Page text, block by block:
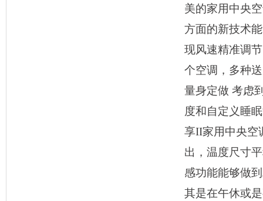
美的家用中央
方面的新技术
现风速精准调
个空调，多种
量身定做 考虑
度和自定义睡
享II家用中央空
出，温度尺寸
感功能能够做
其是在午休或